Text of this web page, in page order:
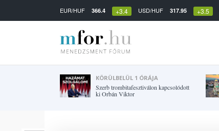
EUR/HUF 366.4 +3.4 USD/HUF 317.95 +3.5
KÖRÜLBELÜL 1 ÓRÁJA
Szerb trombitafesztiválon kapcsolódott
ki Orbán Viktor